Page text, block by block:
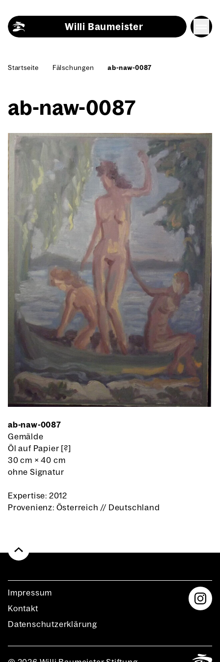
Willi Baumeister
Start­sei­te Fäl­schun­gen ab-naw-0087
ab-naw-0087
ab-naw-0087
Gemälde
Öl auf Papier [?]
30 cm ×40 cm
ohne Signatur
Expertise: 2012
Provenienz: Österreich // Deutschland
Impres­sum
Kon­takt
Daten­schutz­er­klä­rung